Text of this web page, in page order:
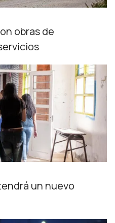
obras de
un nuevo